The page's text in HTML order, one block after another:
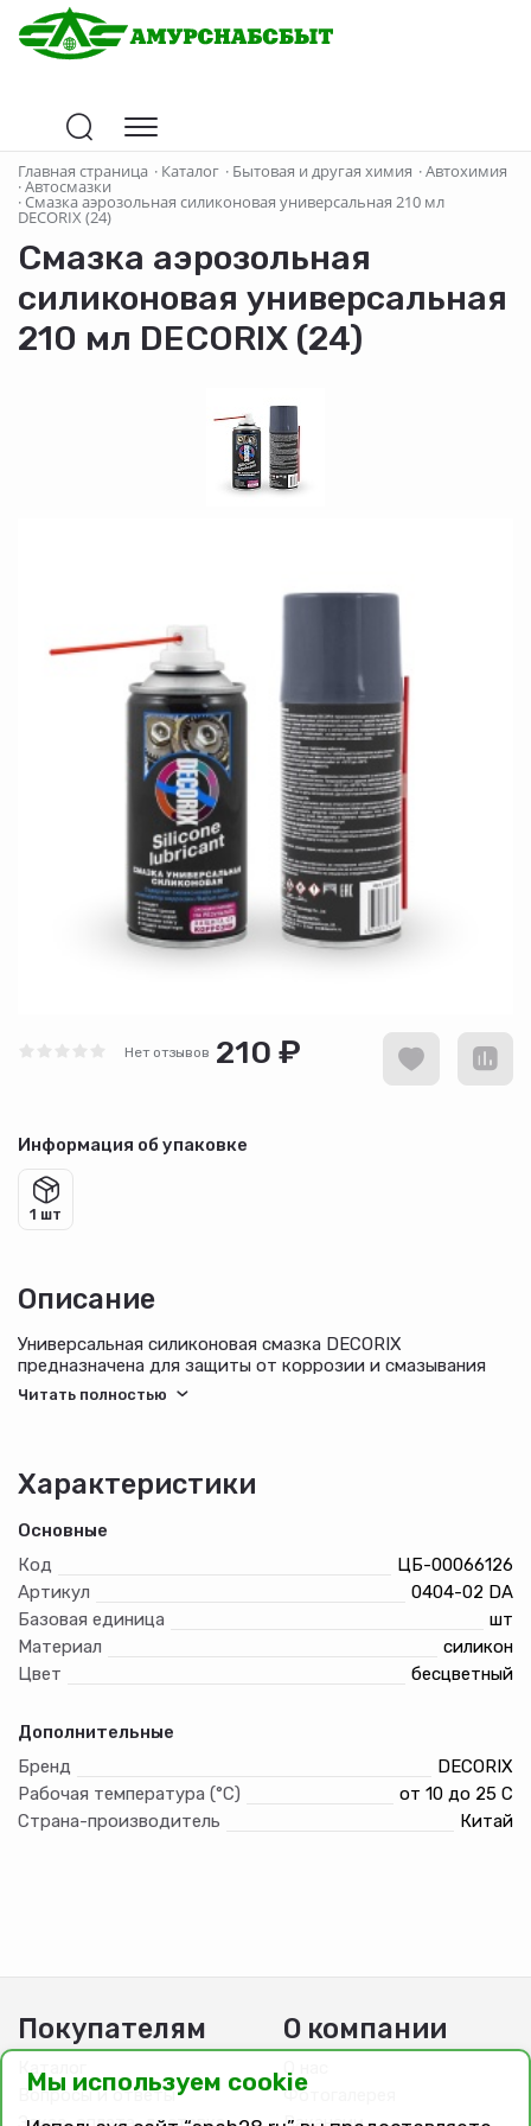
Главная страница · Каталог · Бытовая и другая химия ·Автохимия
·Автосмазки
·Смазка аэрозольная силиконовая универсальная 210 мл
DECORIX (24)
Смазка аэрозольная
силиконовая универсальная
210 мл DECORIX (24)
Нет отзывов 210 ₽
Информация об упаковке
1 шт
Описание
Универсальная силиконовая смазка DECORIX
предназначена для защиты от коррозии и смазывания
различных механизмов, резиновых уплотнителей и
Характеристики
Основные
Код
ЦБ-00066126
Артикул
0404-02 DA
Базовая единица
шт
Материал
силикон
Цвет
бесцветный
Дополнительные
Бренд
DECORIX
Рабочая температура (°С)
от 10 до 25 С
Страна-производитель
Китай
Покупателям
Каталог
Вопросы и ответы
О компании
О нас
Фотогалерея
Мы используем cookie